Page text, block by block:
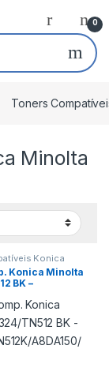
0
Toners
Minolta
Konica
Konica Minolta
BK –
A8DA150/A